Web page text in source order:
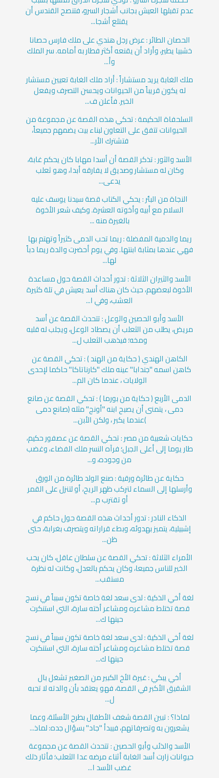
عدم تقبلها العيش بجانب أشجار السرو، فتنصح القندس أن
يقتلع أشجا...
الحصان الطائر : عرض رجل هندي على ملك فارس حصانا
خشبيا يطير، وأراد أن يقنعه أكثر فطار به أمامه. سر الملك
وأ...
ملك الغابة يريد مستشاراً : أراد ملك الغابة تعيين مستشار
له يكون قريباً من الحيوانات ويحسن التصرف ويفعل
الخير. فأعلن ف...
السلحفاة الحكيمة : تحكي هذه القصة عن مجموعة من
الحيوانات تتفق على التعاون لبناء بيت يضمهم جميعاً،
فتشترك الأر...
الأسد والثور : تذكر القصة أن أسدا مهابا كان يحكم غابة،
وكان له مستشار وصديق لا يفارقه أبدا، وهو ثعلب
يدعى...
النجاة من البئر : يحكي الكتاب قصة سيدنا يوسف عليه
السلام مع أبيه وأخوته العشرة. وكيف شعر الأخوة
بالغيرة منه ...
ريما والدمية المفضلة : ريما تحب الدمى كثيراً وتهتم بها
فهي عندها بمثابة ابنتها. وفي يوم أحضرت والدة ريما دباً
لها...
الأسد والثيران الثلاثة : تدور أحداث القصة حول مساعدة
الأخوة لبعضهم، حيث كان هناك أسد يعيش في تلة كثيرة
العشب، وفي ا...
الأسد وأبو الحصين والوعل : تتحدث القصة عن أسد
مريض، يطلب من الثعلب أن يصطاد الوعل، ويجلب له قلبه
ومخه؛ فيذهب الثعلب ل...
الكاهن الهندي ( حكاية من الهند ) : تحكي القصة عن
كاهن اسمه "جندابا" عينه ملك "كارناتاكا" حاكما لإحدى
الولايات ، عندما كان الم...
الدمى الأربع ( حكاية من بورما ) : تحكي القصة عن صانع
دمى ، يتمنى أن يصبح ابنه "أونج" مثله (صانع دمى
)عندما يكبر ، ولكن الأبن...
حكايات شعبية من مصر : تحكي القصة عن عصفور حكيم،
طار يوما إلى أعلى الجبل؛ فرآه النسر ملك الفضاء، وغضب
من وجوده، و...
حكاية عن طائرة ورقية : صنع الولد طائرة من الورق
وأرسلها إلى السماء لتركب ظهر الريح، أو لتنزل على القمر
أو تقترب م...
الذكاء النادر : تدور أحداث هذه القصة حول حاكم في
إشبيلية، يتميز بهدوئه، وبطء قراراته ويتصرف بغرابة، حتى
ظن...
الأمراء الثلاثة : تحكي القصة عن سلطان عاقل، كان يحب
الخير للناس جميعا، وكان يحكم بالعدل، وكانت له نظرة
مستقب...
لغة أخي الذكية : لدى سعد لغة خاصة تكون سبباً في نسج
قصة تختلط مشاعره ومشاعر أخته سارة، التي استنكرت
حينها ك...
لغة أخي الذكية : لدى سعد لغة خاصة تكون سبباً في نسج
قصة تختلط مشاعره ومشاعر أخته سارة، التي استنكرت
حينها ك...
أخي يبكي : غيرة الأخ الكبير من الصغير تشغل بال
الشقيق الأكبر في القصة، فهو يعتقد بأن والدته لا تحبه
ل...
لماذا؟ : تبين القصة شغف الأطفال بطرح الأسئلة، وعما
يشعرون به وتصرفاتهم، فيبدأ "جاد" بسؤال جده: لماذ...
الأسد والذئب وأبو الحصين : تتحدث القصة عن مجموعة
حيوانات زارت أسد الغابة أثناء مرضه عدا الثعلب؛ فأثار ذلك
غضب الأسد ا...